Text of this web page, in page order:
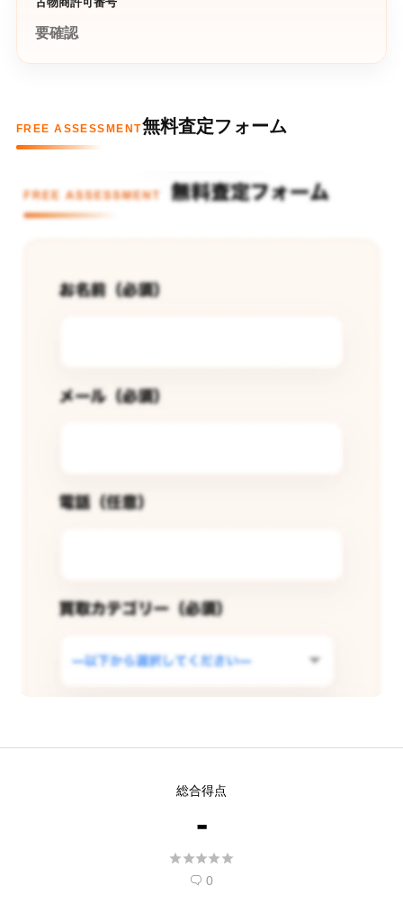
要確認
FREE ASSESSMENT無料査定フォーム
トする
人 がこの店舗での査定受付開始を希
望しています。
総合得点
-

 0